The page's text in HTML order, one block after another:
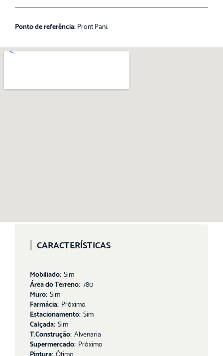
Ponto de referência:Pront Pani.
CARACTERÍSTICAS
Mobiliado: Sim
Área do Terreno: 780
Muro: Sim
Farmácia: Próximo
Estacionamento: Sim
Calçada: Sim
T.Construção: Alvenaria
Supermercado: Próximo